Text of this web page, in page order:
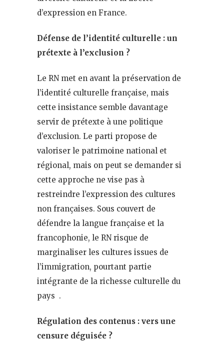
d’expression en France.
Défense de l’identité culturelle : un
prétexte à l’exclusion ?
Le RN met en avant la préservation de
l’identité culturelle française, mais
cette insistance semble davantage
servir de prétexte à une politique
d’exclusion. Le parti propose de
valoriser le patrimoine national et
régional, mais on peut se demander si
cette approche ne vise pas à
restreindre l’expression des cultures
non françaises. Sous couvert de
défendre la langue française et la
francophonie, le RN risque de
marginaliser les cultures issues de
l’immigration, pourtant partie
intégrante de la richesse culturelle du
pays .
Régulation des contenus : vers une
censure déguisée ?